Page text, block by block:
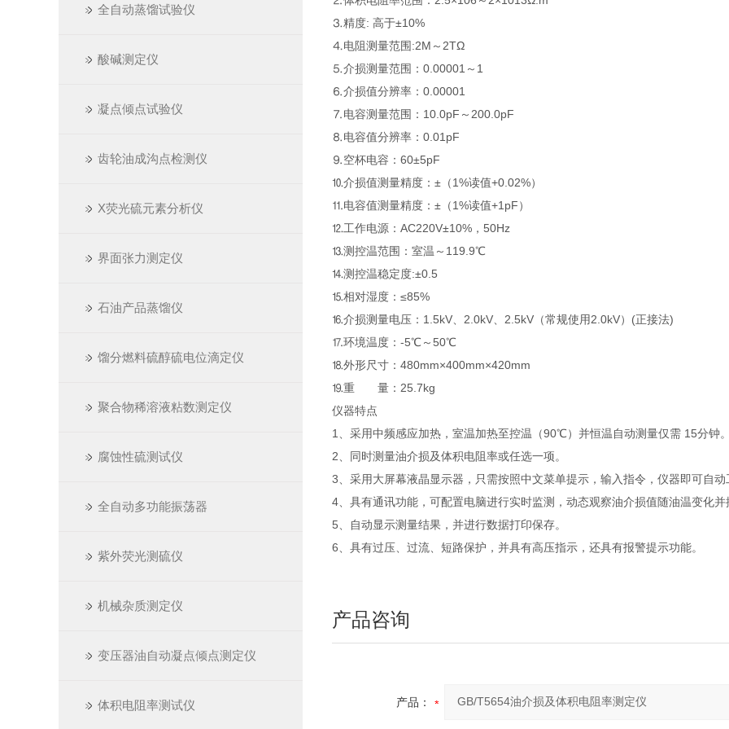
全自动蒸馏试验仪
酸碱测定仪
凝点倾点试验仪
齿轮油成沟点检测仪
X荧光硫元素分析仪
界面张力测定仪
石油产品蒸馏仪
馏分燃料硫醇硫电位滴定仪
聚合物稀溶液粘数测定仪
腐蚀性硫测试仪
全自动多功能振荡器
紫外荧光测硫仪
机械杂质测定仪
变压器油自动凝点倾点测定仪
体积电阻率测试仪
⒊精度: 高于±10%
⒋电阻测量范围:2M～2TΩ
⒌介损测量范围：0.00001～1
⒍介损值分辨率：0.00001
⒎电容测量范围：10.0pF～200.0pF
⒏电容值分辨率：0.01pF
⒐空杯电容：60±5pF
⒑介损值测量精度：±（1%读值+0.02%）
⒒电容值测量精度：±（1%读值+1pF）
⒓工作电源：AC220V±10%，50Hz
⒔测控温范围：室温～119.9℃
⒕测控温稳定度:±0.5
⒖相对湿度：≤85%
⒗介损测量电压：1.5kV、2.0kV、2.5kV（常规使用2.0kV）(正接法)
⒘环境温度：-5℃～50℃
⒙外形尺寸：480mm×400mm×420mm
⒚重 量：25.7kg
仪器特点
1、采用中频感应加热，室温加热至控温（90℃）并恒温自动测量仅需 15分钟
2、同时测量油介损及体积电阻率或任选一项。
3、采用大屏幕液晶显示器，只需按照中文菜单提示，输入指令，仪器即可自动
4、具有通讯功能，可配置电脑进行实时监测，动态观察油介损值随油温变化并
5、自动显示测量结果，并进行数据打印保存。
6、具有过压、过流、短路保护，并具有高压指示，还具有报警提示功能。
产品咨询
产品：